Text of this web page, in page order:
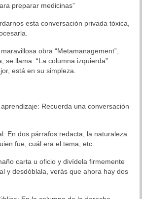
preparar medicinas”
esta conversación privada tóxica,
obra “Metamanagement”,
se llama: “La columna izquierda”.
está en su simpleza.
Recuerda una conversación
En dos párrafos redacta, la naturaleza
fue, cuál era el tema, etc.
carta u oficio y divídela firmemente
y desdóblala, verás que ahora hay dos